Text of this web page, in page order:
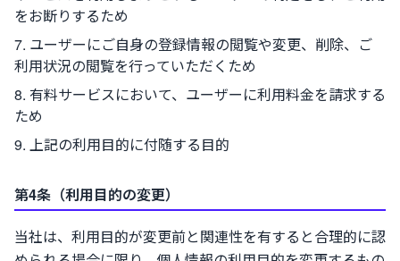
をお断りするため
ユーザーにご自身の登録情報の閲覧や変更、削除、ご
利用状況の閲覧を行っていただくため
有料サービスにおいて、ユーザーに利用料金を請求する
ため
上記の利用目的に付随する目的
第4条（利用目的の変更）
当社は、利用目的が変更前と関連性を有すると合理的に認